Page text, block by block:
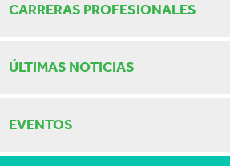
CARRERAS PROFESIONALES
ÚLTIMAS NOTICIAS
EVENTOS